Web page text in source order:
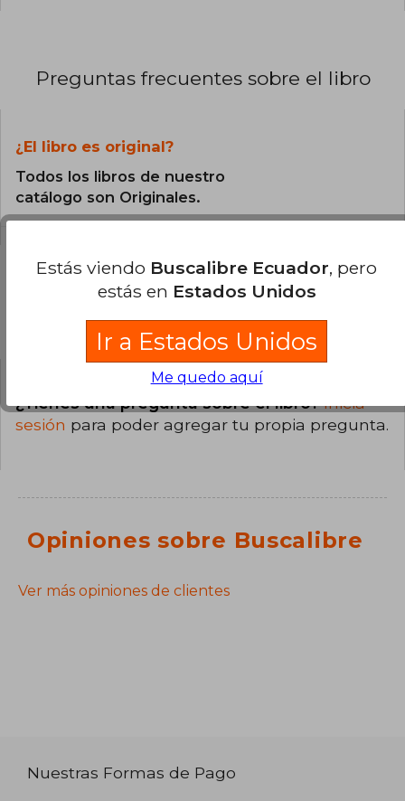
Preguntas frecuentes sobre el libro
¿El libro es original?
Todos los libros de nuestro
catálogo son Originales.
Preguntas y respuestas sobre el libro
¿Tienes una pregunta sobre el libro?Inicia
sesión para poder agregar tu propia pregunta.
Opiniones sobre Buscalibre
Ver más opiniones de clientes
Nuestras Formas de Pago
Estás viendo Buscalibre Ecuador, pero
estás en Estados Unidos
Ir a Estados Unidos
Me quedo aquí